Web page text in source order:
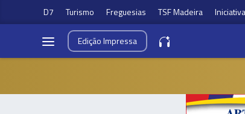
D7 Turismo Freguesias TSF Madeira
EdiçãoImpressa